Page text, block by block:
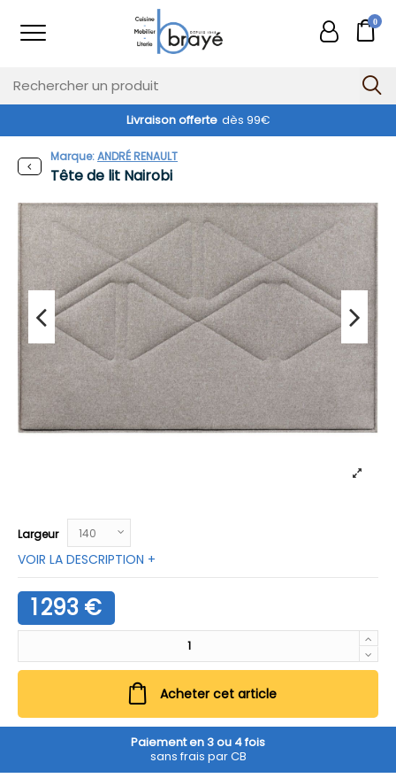
0
Livraison offerte dès 99€
Tête de lit Nairobi
Marque:ANDRÉ RENAULT
Largeur
VOIR LA DESCRIPTION +
1 293 €
Acheter cet article
Paiement en 3 ou 4 fois
sans frais par CB